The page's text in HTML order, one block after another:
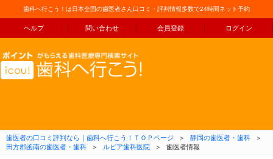
歯科へ行こう！は日本全国の歯医者さん口コミ・評判情報多数で24時間ネット予約
ヘルプ 問い合わせ 会員登録 ログイン
コンテンツへ移動
歯医者の口コミ評判なら｜歯科へ行こう！ＴＯＰページ ＞ 静岡の歯医者・歯科
＞
田方郡函南の歯医者・歯科
＞ ルピア歯科医院 ＞ 歯医者情報